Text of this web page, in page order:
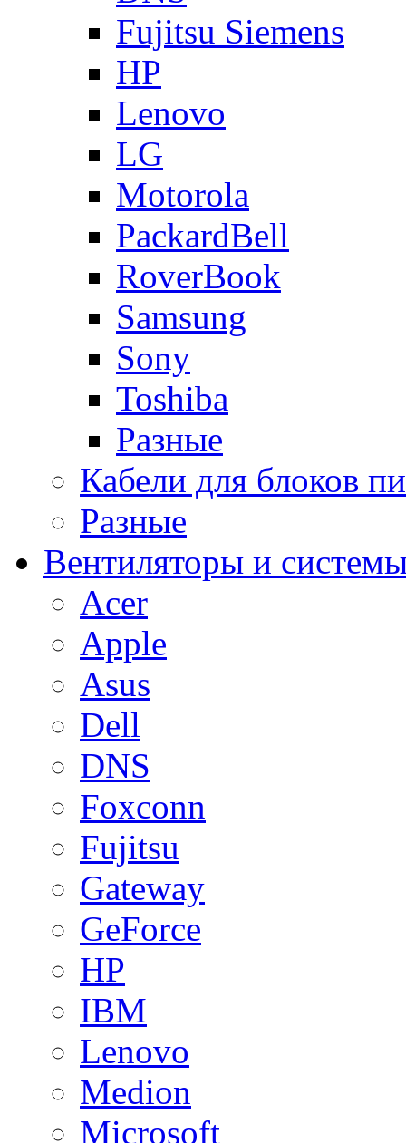
Fujitsu Siemens
HP
Lenovo
LG
Motorola
PackardBell
RoverBook
Samsung
Sony
Toshiba
Разные
Кабели для блоков
Разные
Вентиляторы и
Acer
Apple
Asus
Dell
DNS
Foxconn
Fujitsu
Gateway
GeForce
HP
IBM
Lenovo
Medion
Microsoft